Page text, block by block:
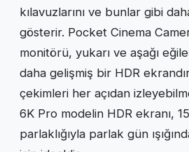
kılavuzlarını ve bunlar gibi
gösterir. Pocket Cinema
monitörü, yukarı ve aşağı
daha gelişmiş bir HDR
çekimleri her açıdan
6K Pro modelin HDR ekranı,
parlaklığıyla parlak gün